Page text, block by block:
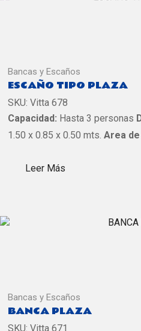
Bancas y Escaños
ESCAÑO TIPO PLAZA
SKU: Vitta 678
Capacidad: Hasta 3 personas
1.50 x 0.85 x 0.50 mts. Area
Leer Más
Bancas y Escaños
BANCA PLAZA
SKU: Vitta 671